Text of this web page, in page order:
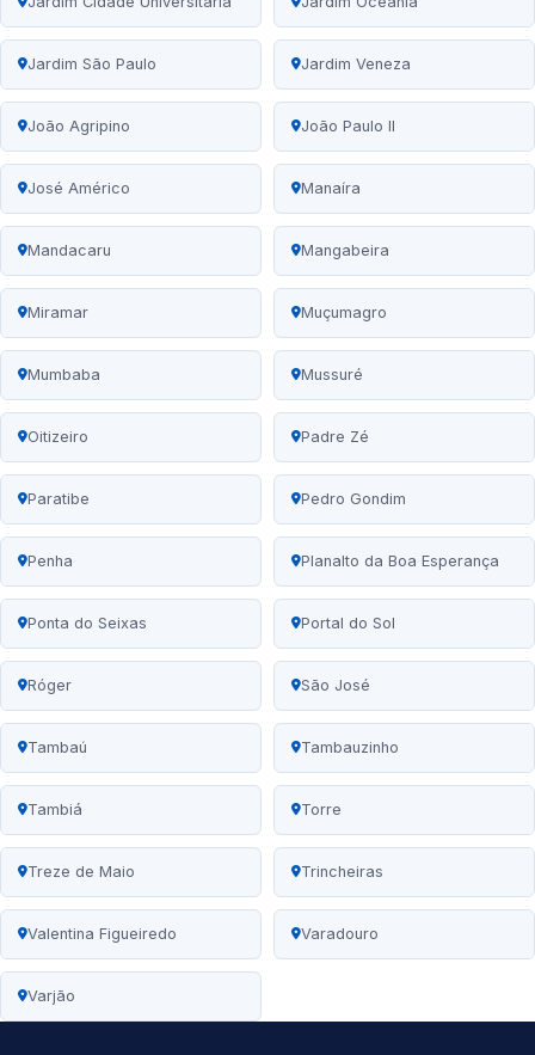
Jardim São Paulo Jardim Veneza
João Agripino João Paulo II
José Américo Manaíra
Mandacaru Mangabeira
Miramar Muçumagro
Mumbaba Mussuré
Oitizeiro Padre Zé
Paratibe Pedro Gondim
Penha Planalto da Boa Esperança
Ponta do Seixas Portal do Sol
Róger São José
Tambaú Tambauzinho
Tambiá Torre
Treze de Maio Trincheiras
Valentina Figueiredo Varadouro
Varjão